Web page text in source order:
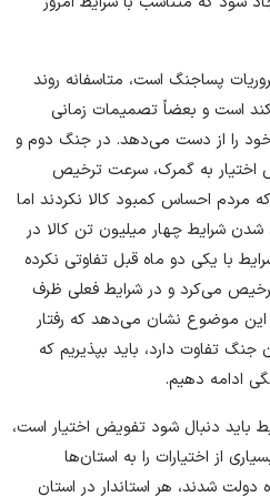
پساجنگ است، متاسفانه روند
است و بعضاً تصمیمات زمانی
را از دست می‌دهد. در جنگ دوم و
به گمرک، سرعت ترخیص
مردم احساس کمبود کالا نکردند اما
شرایط چهار میلیون تن کالا در
با یکی دو ماه قبل تفاوتی نکرده
کالا را ترخیص می‌کرد و در شرایط فعلی ظرف
این موضوع نشان می‌دهد که رفتار
تفاوت دارد، باید بپذیریم که
ادامه دهیم.
باید دنبال شود تفویض اختیار است،
از اختیارات را به استان‌ها
دولت شدند، هر استاندار در استان